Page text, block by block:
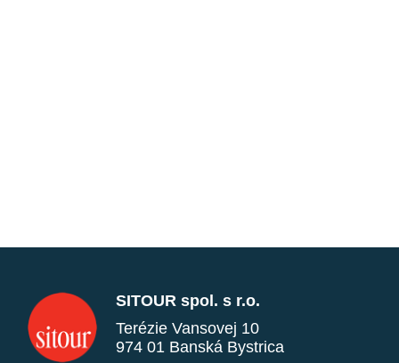
SITOUR spol. s r.o.
Terézie Vansovej 10
974 01 Banská Bystrica